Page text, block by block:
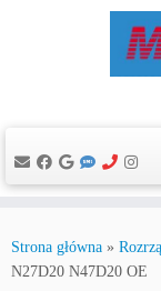
do
treści
Strona główna »
N27D20 N47D20 OE